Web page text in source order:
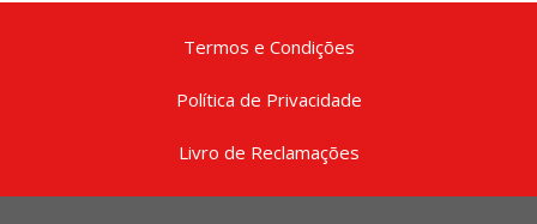
Termos e Condições
Política de Privacidade
Livro de Reclamações